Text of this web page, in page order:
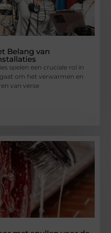
Belang van
spelen een cruciale rol in
om het verwarmen en
van verse